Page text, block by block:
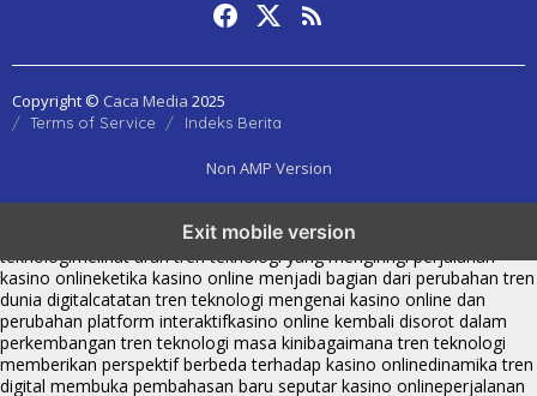
Copyright © Caca Media 2025
Terms of Service Indeks Berita
Non AMP Version
Exit mobile version
kasino online muncul seiring pergeseran tren platform
teknologimelihat arah tren teknologi yang mengiringi perjalanan
kasino onlineketika kasino online menjadi bagian dari perubahan tren
dunia digitalcatatan tren teknologi mengenai kasino online dan
perubahan platform interaktifkasino online kembali disorot dalam
perkembangan tren teknologi masa kinibagaimana tren teknologi
memberikan perspektif berbeda terhadap kasino onlinedinamika tren
digital membuka pembahasan baru seputar kasino onlineperjalanan